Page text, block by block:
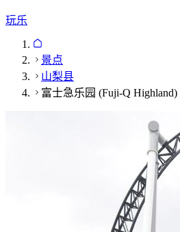
玩乐
景点
山梨县
富士急乐园 (Fuji-Q Highland)